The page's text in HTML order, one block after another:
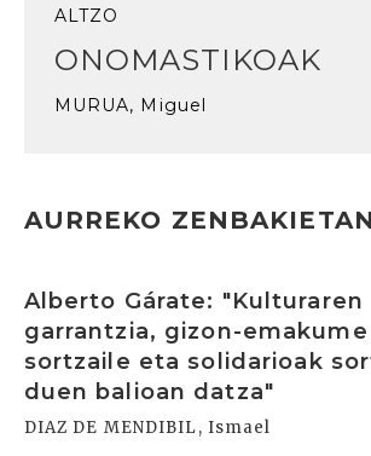
ALTZO
ONOMASTIKOAK
MURUA, Miguel
AURREKO ZENBAKIETAN
Alberto Gárate: "Kulturaren
garrantzia, gizon-emakume
sortzaile eta solidarioak
duen balioan datza"
DIAZ DE MENDIBIL, Ismael